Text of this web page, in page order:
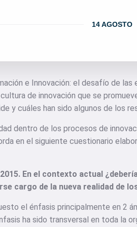
14 AGOSTO
e Innovación: el desafío de las
de innovación que se
y cuáles han sido algunos de los
dentro de los procesos de
en el siguiente cuestionario
En el contexto actual
cargo de la nueva realidad de
el énfasis principalmente en 2
ha sido transversal en toda la